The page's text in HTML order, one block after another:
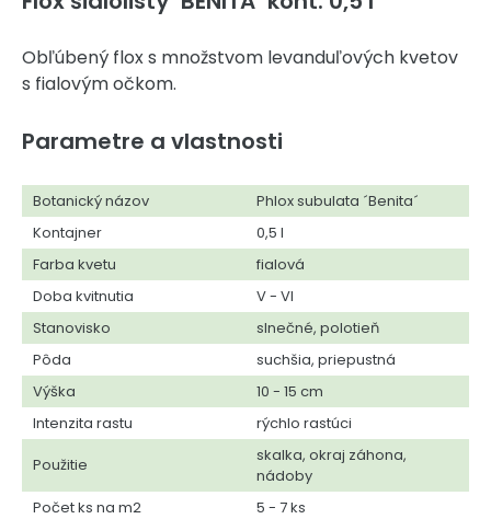
Obľúbený flox s množstvom levanduľových kvetov
s fialovým očkom.
Parametre a vlastnosti
Botanický názov
Phlox subulata ´Benita´
Kontajner
0,5 l
Farba kvetu
fialová
Doba kvitnutia
V - VI
Stanovisko
slnečné, polotieň
Pôda
suchšia, priepustná
Výška
10 - 15 cm
Intenzita rastu
rýchlo rastúci
Použitie
skalka, okraj záhona,
nádoby
Počet ks na m2
5 - 7 ks